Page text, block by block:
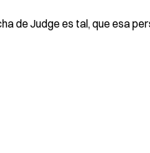
de Judge es tal, que esa